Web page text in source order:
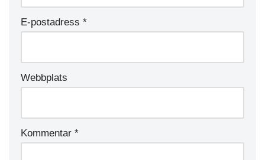
E-postadress *
Webbplats
Kommentar *